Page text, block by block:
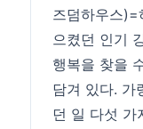
즈덤하우스)=
으켰던 인기
행복을 찾을
담겨 있다. 가
던 일 다섯 가